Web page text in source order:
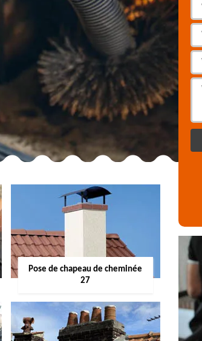
Pose de chapeau de cheminée
27